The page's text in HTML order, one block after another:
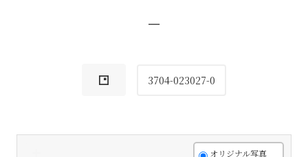
−
3704-023027-0
オリジナル写真